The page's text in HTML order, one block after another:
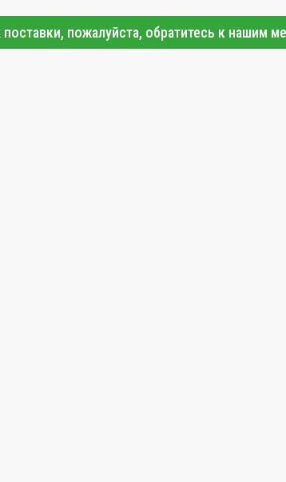
пожалуйста, обратитесь к нашим